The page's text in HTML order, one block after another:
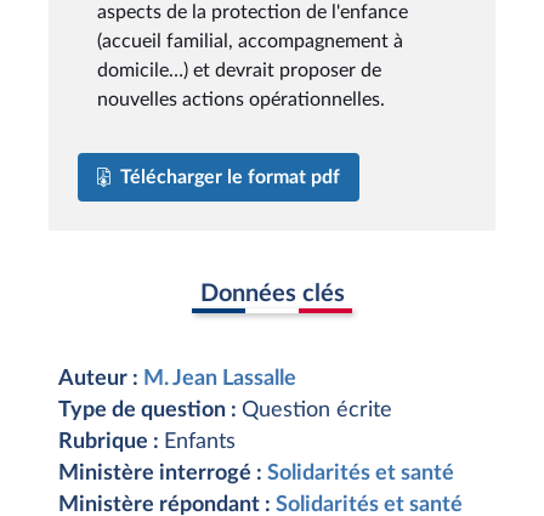
aspects de la protection de l'enfance
(accueil familial, accompagnement à
domicile…) et devrait proposer de
nouvelles actions opérationnelles.
Télécharger le format pdf
Données clés
Auteur : M. Jean Lassalle
Type de question : Question écrite
Rubrique : Enfants
Ministère interrogé : Solidarités et santé
Ministère répondant : Solidarités et santé